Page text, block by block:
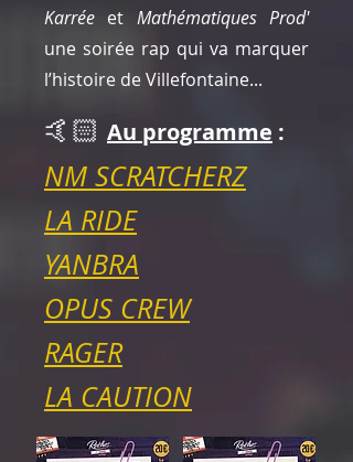
Karrée et Mathématiques Prod'
une soirée rap qui va marquer
l’histoire de Villefontaine...
🤙🏻 Au programme :
NM SCRATCHERZ
LA RIDE
YANBRA
OPUS CREW
RAGER
LA CAUTION